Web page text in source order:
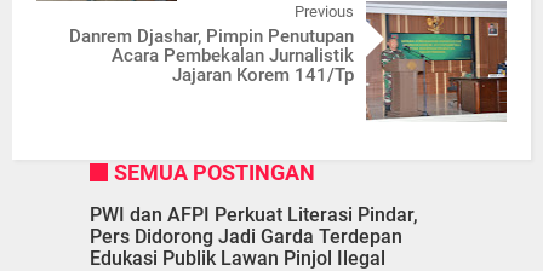
Previous
Danrem Djashar, Pimpin Penutupan
Acara Pembekalan Jurnalistik
Jajaran Korem 141/Tp
SEMUA POSTINGAN
PWI dan AFPI Perkuat Literasi Pindar,
Pers Didorong Jadi Garda Terdepan
Edukasi Publik Lawan Pinjol Ilegal